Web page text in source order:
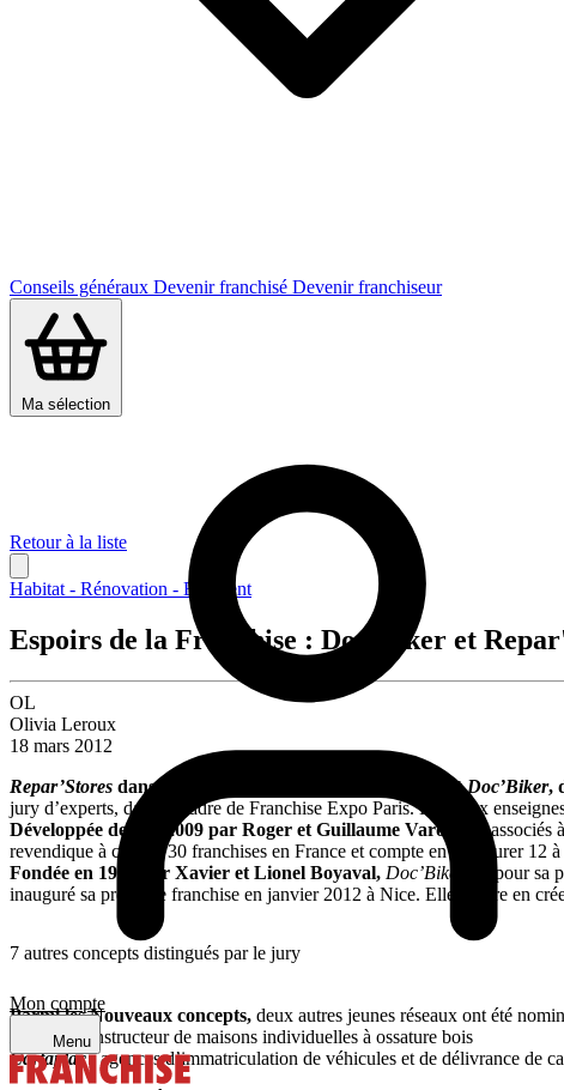
Conseils généraux Devenir franchisé Devenir franchiseur
Ma sélection
Mon compte
Menu
Retour à la liste
Habitat - Rénovation - Bâtiment
Espoirs de la Franchise : Doc'Biker et
OL
Olivia Leroux
18 mars 2012
Repar’Stores dans la catégorie « Nouveaux concepts » etDoc’Biker,
jury d’experts, dans le cadre de Franchise Expo Paris. Les deux
Développée depuis 2009 par Roger et Guillaume Varobieff, associés
revendique à ce jour 30 franchises en France et compte en inaugurer 12
Fondée en 1997 par Xavier et Lionel Boyaval, Doc’Biker
est pour sa
inauguré sa première franchise en janvier 2012 à Nice. Elle espère en
7 autres concepts distingués par le jury
Parmi les Nouveaux concepts, deux autres jeunes réseaux ont été
Natilia: constructeur de maisons individuelles à ossature bois
Cartaplac: agences d’immatriculation de véhicules et de délivrance de